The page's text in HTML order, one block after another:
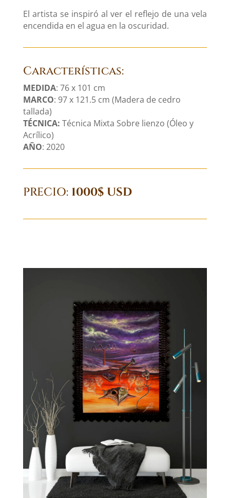
El artista se inspiró al ver el reflejo de una vela
encendida en el agua en la oscuridad.
Características:
MEDIDA: 76 x 101 cm
MARCO: 97 x 121.5 cm (Madera de cedro
tallada)
TÉCNICA: Técnica Mixta Sobre lienzo (Óleo y
Acrílico)
AÑO: 2020
PRECIO: 1000$ USD